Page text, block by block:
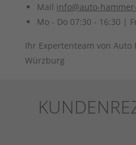
Mail info@auto-
Mo - Do 07:30 - 16:30 |
Ihr Expertenteam von
Würzburg